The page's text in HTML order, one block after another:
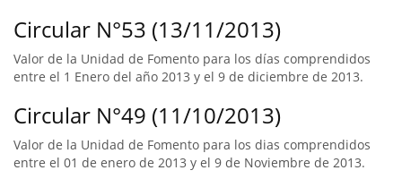
Circular N°53 (13/11/2013)
Valor de la Unidad de Fomento para los días comprendidos
entre el 1 Enero del año 2013 y el 9 de diciembre de 2013.
Circular N°49 (11/10/2013)
Valor de la Unidad de Fomento para los dias comprendidos
entre el 01 de enero de 2013 y el 9 de Noviembre de 2013.